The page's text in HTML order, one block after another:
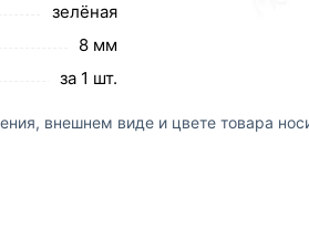
зелёная
8 мм
за 1 шт.
внешнем виде и цвете товара